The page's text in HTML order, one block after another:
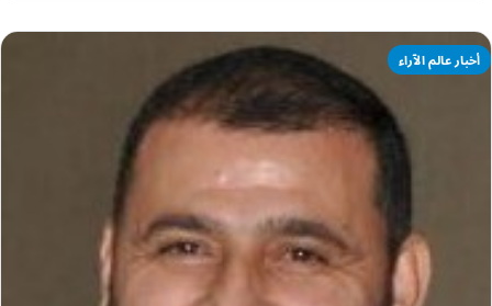
أخبار عالم الآراء